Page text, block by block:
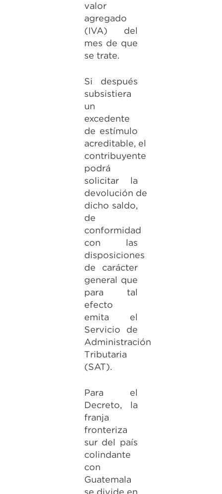
valor
agregado
(IVA) del
mes de que
se trate.
Si después
subsistiera
un
excedente
de estímulo
acreditable, el
contribuyente
podrá
solicitar la
devolución de
dicho saldo,
de
conformidad
con las
disposiciones
de carácter
general que
para tal
efecto
emita el
Servicio de
Administración
Tributaria
(SAT).
Para el
Decreto, la
franja
fronteriza
sur del país
colindante
con
Guatemala
se divide en